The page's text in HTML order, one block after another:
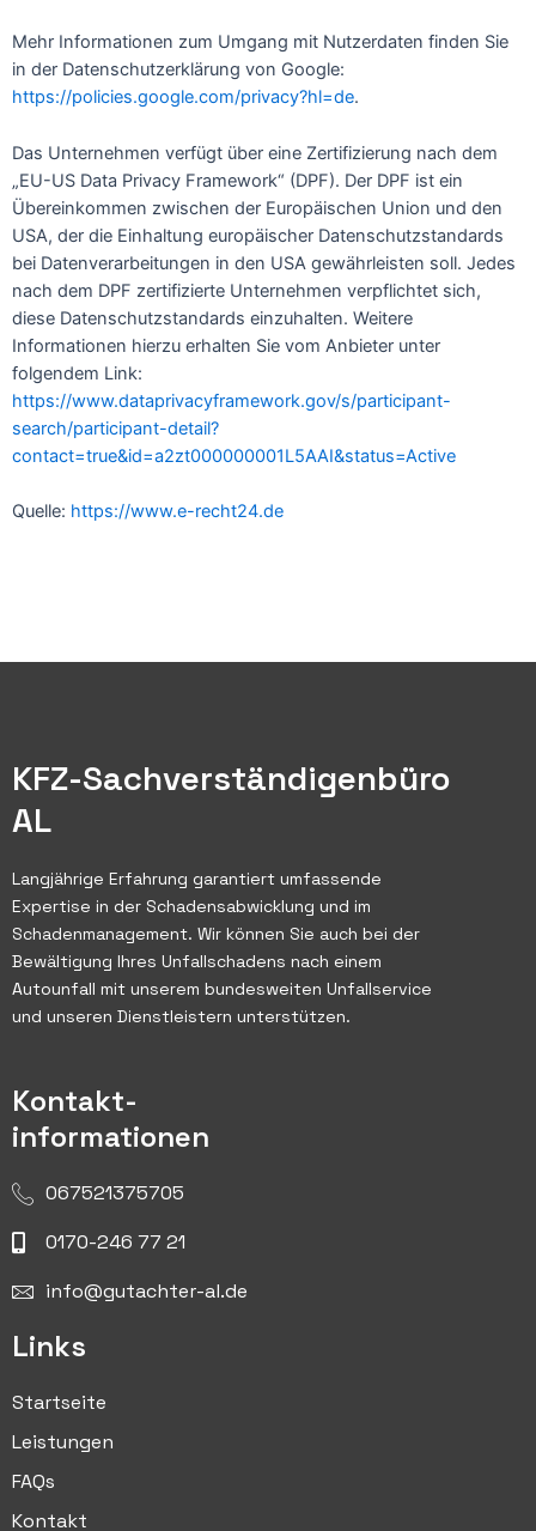
Mehr Informationen zum Umgang mit Nutzerdaten finden Sie
in der Datenschutzerklärung von Google:
https://policies.google.com/privacy?hl=de.
Das Unternehmen verfügt über eine Zertifizierung nach dem
„EU-US Data Privacy Framework“ (DPF). Der DPF ist ein
Übereinkommen zwischen der Europäischen Union und den
USA, der die Einhaltung europäischer Datenschutzstandards
bei Datenverarbeitungen in den USA gewährleisten soll. Jedes
nach dem DPF zertifizierte Unternehmen verpflichtet sich,
diese Datenschutzstandards einzuhalten. Weitere
Informationen hierzu erhalten Sie vom Anbieter unter
folgendem Link:
https://www.dataprivacyframework.gov/s/participant-
search/participant-detail?
contact=true&id=a2zt000000001L5AAI&status=Active
Quelle: https://www.e-recht24.de
KFZ-Sachverständigenbüro
AL
Langjährige Erfahrung garantiert umfassende
Expertise in der Schadensabwicklung und im
Schadenmanagement. Wir können Sie auch bei der
Bewältigung Ihres Unfallschadens nach einem
Autounfall mit unserem bundesweiten Unfallservice
und unseren Dienstleistern unterstützen.
Kontakt-
informationen
067521375705
0170-246 77 21
info@gutachter-al.de
Links
Startseite
Leistungen
FAQs
Kontakt